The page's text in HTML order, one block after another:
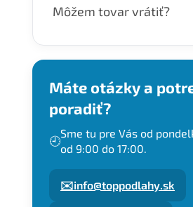
Áno. Ak nám pošlete vzorku
Môžem tovar vrátiť?
Tovar môžete vrátiť do 14
Vám ho doniesol kuriér.
Vám pri žiadosti o vrátenie
mailom.
Máte otázky a
poradiť?
🕘
Sme tu pre Vás od
od 9:00 do 17:00.
✉️info@toppodlahy.sk